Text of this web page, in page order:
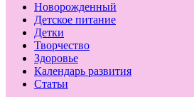
Новорожденный
Детское питание
Детки
Творчество
Здоровье
Календарь развития
Статьи